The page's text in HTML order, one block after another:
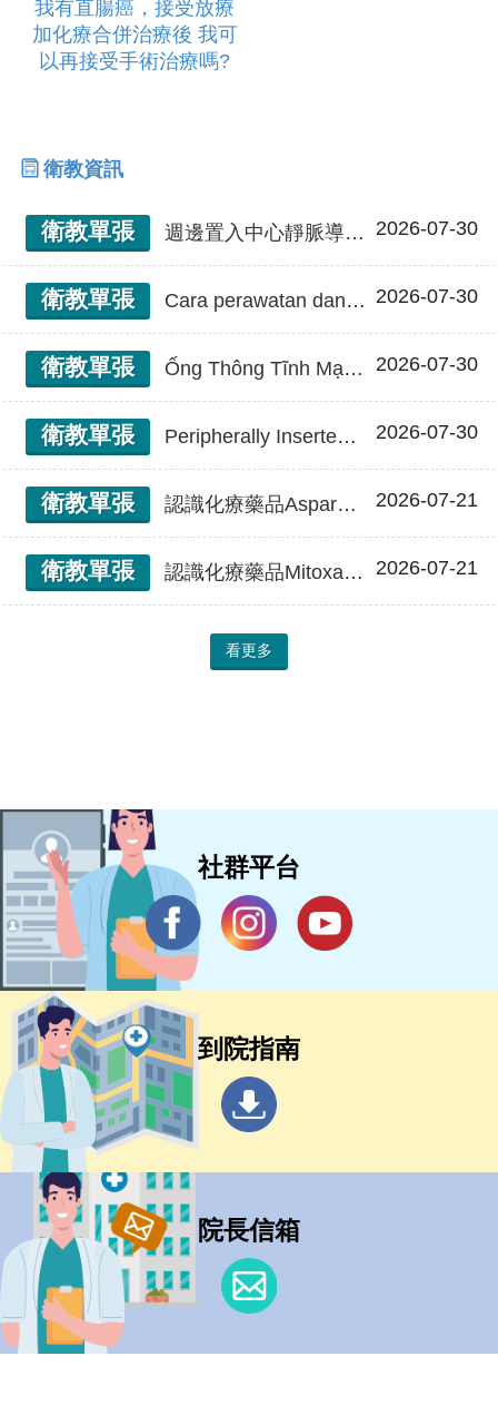
我有直腸癌，接受放療
加化療合併治療後 我可
以再接受手術治療嗎?
衛教資訊
衛教單張 週邊置入中心靜脈導管(PICC)換藥與居家照護 2026-07-30
衛教單張 Cara perawatan dan pergantian obat di sekitar kateter sentral insersi perifer (PICC) 週邊置入中心靜脈導管(PICC)換藥與居家照護(印尼文) 2026-07-30
衛教單張 Ống Thông Tĩnh Mạch Trung Tâm Tiêm Vào Xung Quanh (PICC) Thay Thuốc Và Chăm Sóc Tại Nhà 週邊置入中心靜脈導管(PICC)換藥與居家照護(越南文) 2026-07-30
衛教單張 Peripherally Inserted Central Catheter (PICC) Dressing Change and Home Care 週邊置入中心靜脈導管(PICC)換藥與居家照護 2026-07-30
衛教單張 認識化療藥品Asparaginase 2026-07-21
衛教單張 認識化療藥品Mitoxantrone 2026-07-21
看更多
社群平台
到院指南
院長信箱